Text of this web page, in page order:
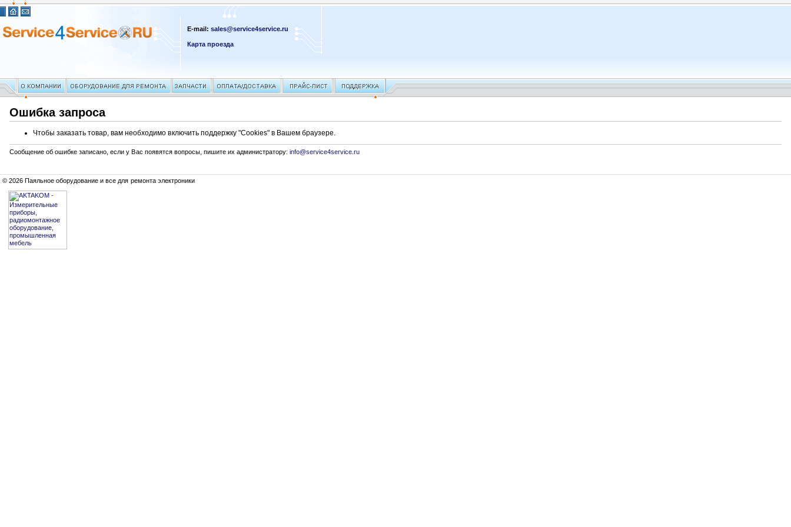
E-mail:sales@service4service.ru
Карта проезда
Ошибка запроса
Чтобы заказать товар, вам необходимо включить поддержку "Cookies" в Вашем браузере.
Сообщение об ошибке записано, если у Вас появятся вопросы, пишите их администратору:info@service4service.ru
© 2026 Паяльное оборудование и все для ремонта электроники